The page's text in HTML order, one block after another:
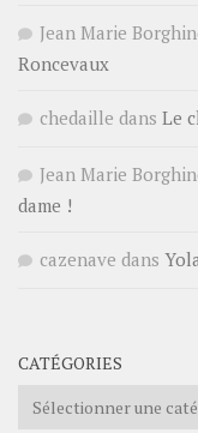
Jean Marie
Roncevaux
chedaille dans Le
Jean Marie
dame !
cazenave dans
CATÉGORIES
Catégories